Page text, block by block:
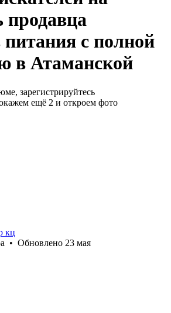
продавца
питания с полной
в Атаманской
зарегистрируйтесь
ещё 2 и откроем фото
кц
• Обновлено 23 мая